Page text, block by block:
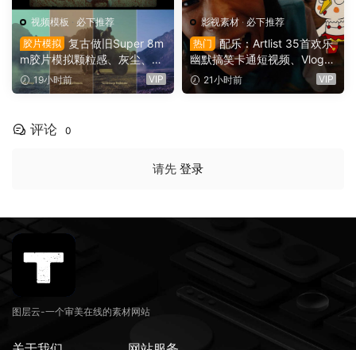
视频模板 · 必下推荐
胶片模拟
复古做旧Super 8m
m胶片模拟颗粒感、灰尘、划
痕、边框、胶片烧伤、漏光婚
礼纪录片旅游vlog影片视觉效
19小时前 VIP
影视素材 · 必下推荐
热门
配乐：Artlist 35首欢乐
幽默搞笑卡通短视频、Vlog、
情景喜剧电影广告配乐BGM
视频背景音乐素材（16141）
21小时前 VIP
评论 0
请先 登录
图层云-一个审美在线的素材网站